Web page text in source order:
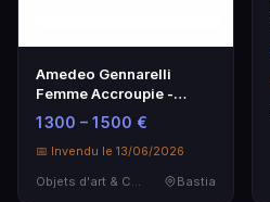
Amedeo Gennarelli
Femme Accroupie -
Sculpture d'Art Époque
20e
1 300 – 1 500 €
📅 Invendu le 13/06/2026
Objets d'art & Curiosités
Bastia